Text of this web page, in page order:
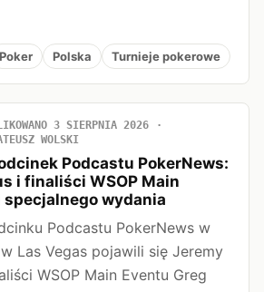
Poker Polska Turnieje pokerowe
3 SIERPNIA 2026
WOLSKI
Podcastu PokerNews:
i finaliści WSOP Main
specjalnego wydania
Podcastu PokerNews w
Las Vegas pojawili się Jeremy
WSOP Main Eventu Greg